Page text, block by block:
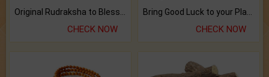
CHECK NOW CHECK NOW